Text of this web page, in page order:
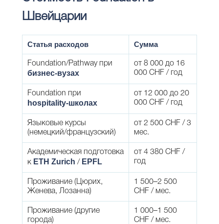
Швейцарии
Статья расходов Сумма
Foundation/Pathway при
бизнес-вузах
от 8 000 до 16
000 CHF / год
Foundation при
hospitality-школах
от 12 000 до 20
000 CHF / год
Языковые курсы
(немецкий/французский)
от 2 500 CHF / 3
мес.
Академическая подготовка
к ETH Zurich / EPFL
от 4 380 CHF /
год
Проживание (Цюрих,
Женева, Лозанна)
1 500–2 500
CHF / мес.
Проживание (другие
города)
1 000–1 500
CHF / мес.